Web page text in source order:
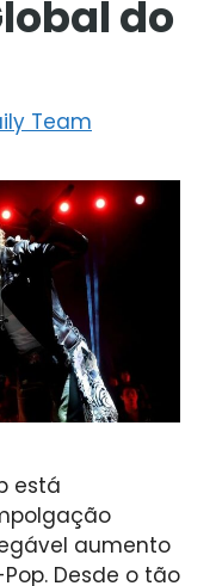
do
Team
está
aumento
Desde o tão